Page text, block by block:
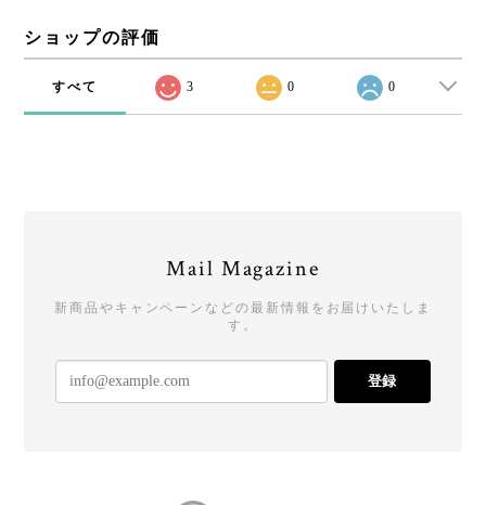
ショップの評価
すべて 3 0 0
Mail Magazine
新商品やキャンペーンなどの最新情報をお届けいたしま
す。
登録